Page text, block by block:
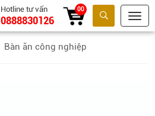
Tìm kiếm
Hotline tư vấn
0888830126
00
Bàn ăn công nghiệp